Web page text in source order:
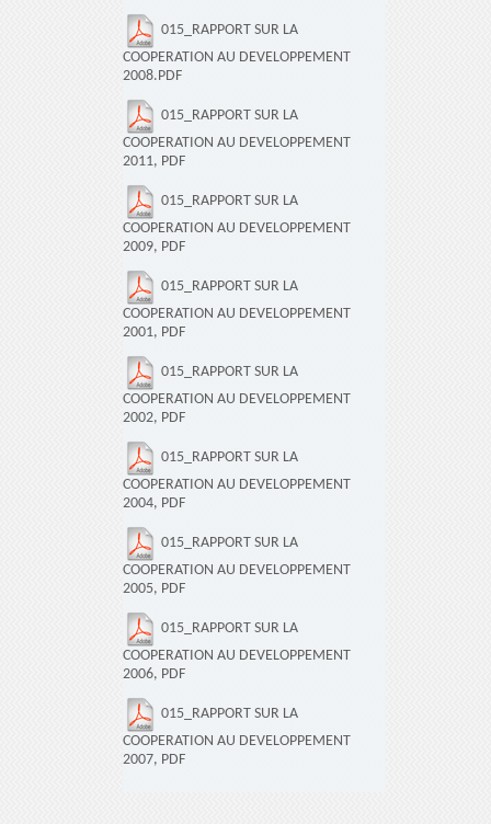
015_RAPPORT SUR LA
COOPERATION AU DEVELOPPEMENT
2008.PDF
015_RAPPORT SUR LA
COOPERATION AU DEVELOPPEMENT
2011, PDF
015_RAPPORT SUR LA
COOPERATION AU DEVELOPPEMENT
2009, PDF
015_RAPPORT SUR LA
COOPERATION AU DEVELOPPEMENT
2001, PDF
015_RAPPORT SUR LA
COOPERATION AU DEVELOPPEMENT
2002, PDF
015_RAPPORT SUR LA
COOPERATION AU DEVELOPPEMENT
2004, PDF
015_RAPPORT SUR LA
COOPERATION AU DEVELOPPEMENT
2005, PDF
015_RAPPORT SUR LA
COOPERATION AU DEVELOPPEMENT
2006, PDF
015_RAPPORT SUR LA
COOPERATION AU DEVELOPPEMENT
2007, PDF